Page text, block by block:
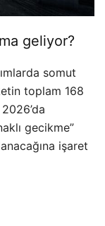
geliyor?
somut
toplam 168
gecikme”
işaret